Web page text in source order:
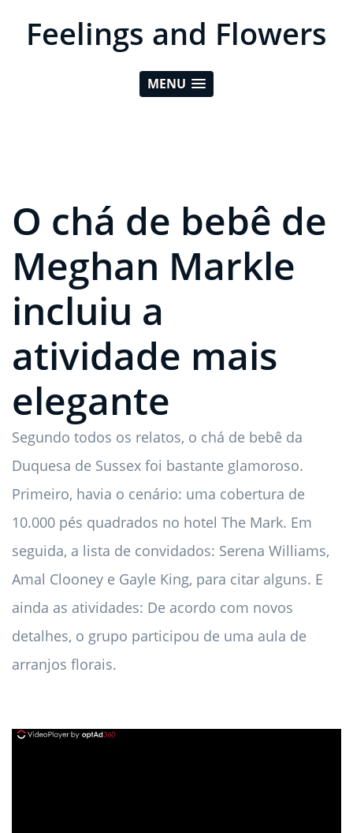
Feelings and Flowers
MENU
O chá de bebê de
Meghan Markle
incluiu a
atividade mais
elegante
Segundo todos os relatos, o chá de bebê da
Duquesa de Sussex foi bastante glamoroso.
Primeiro, havia o cenário: uma cobertura de
10.000 pés quadrados no hotel The Mark. Em
seguida, a lista de convidados: Serena Williams,
Amal Clooney e Gayle King, para citar alguns. E
ainda as atividades: De acordo com novos
detalhes, o grupo participou de uma aula de
arranjos florais.